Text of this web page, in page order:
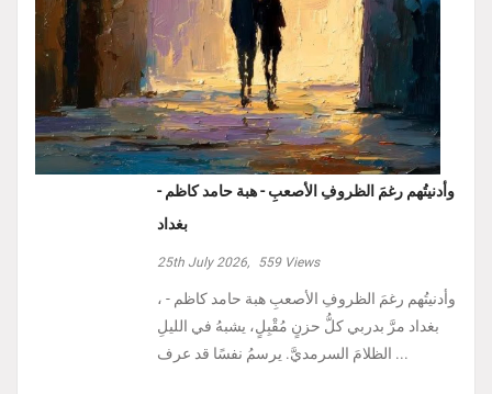
وأدنيتُهم رغمَ الظروفِ الأصعبِ - هبة حامد كاظم -
بغداد
25th July 2026, 559Views
، وأدنيتُهم رغمَ الظروفِ الأصعبِ هبة حامد كاظم -
بغداد مرَّ بدربي كلُّ حزنٍ مُقْبِلٍ، يشبهُ في الليلِ
الظلامَ السرمديَّ. يرسمُ نفسًا قد عرف ...